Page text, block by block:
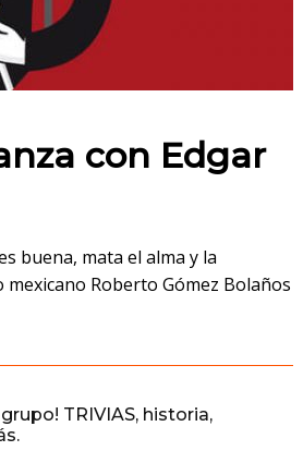
con Edgar
buena, mata el alma y la
Roberto Gómez Bolaños
TRIVIAS, historia,